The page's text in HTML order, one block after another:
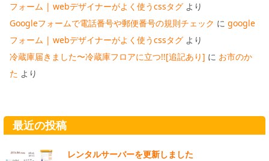
フォーム | webデザイナーがよく使うcssタグ より
Googleフォームで電話番号や郵便番号の規則チェック に google
フォーム | webデザイナーがよく使うcssタグ より
冷蔵庫届きました〜冷蔵庫フロアに立つ!![追記あり] に お市のか
た より
最近の投稿
レンタルサーバーを更新しました